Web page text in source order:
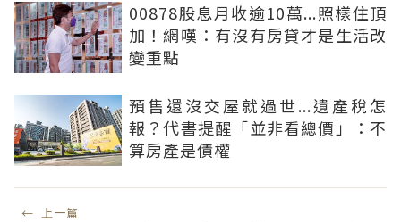
00878股息月收逾10萬...照樣住頂
加！網嘆：有沒有房貸才是生活改
變重點
預售還沒交屋就過世...遺產稅怎
報？代書提醒「並非看總價」：不
算房產是債權
← 上一篇